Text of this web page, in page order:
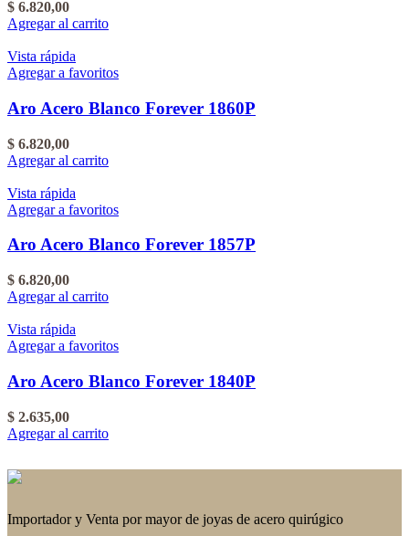
$ 6.820,00
Agregar al carrito
Vista rápida
Agregar a favoritos
Aro Acero Blanco Forever 1860P
$ 6.820,00
Agregar al carrito
Vista rápida
Agregar a favoritos
Aro Acero Blanco Forever 1857P
$ 6.820,00
Agregar al carrito
Vista rápida
Agregar a favoritos
Aro Acero Blanco Forever 1840P
$ 2.635,00
Agregar al carrito
Importador y Venta por mayor de joyas de acero quirúgico